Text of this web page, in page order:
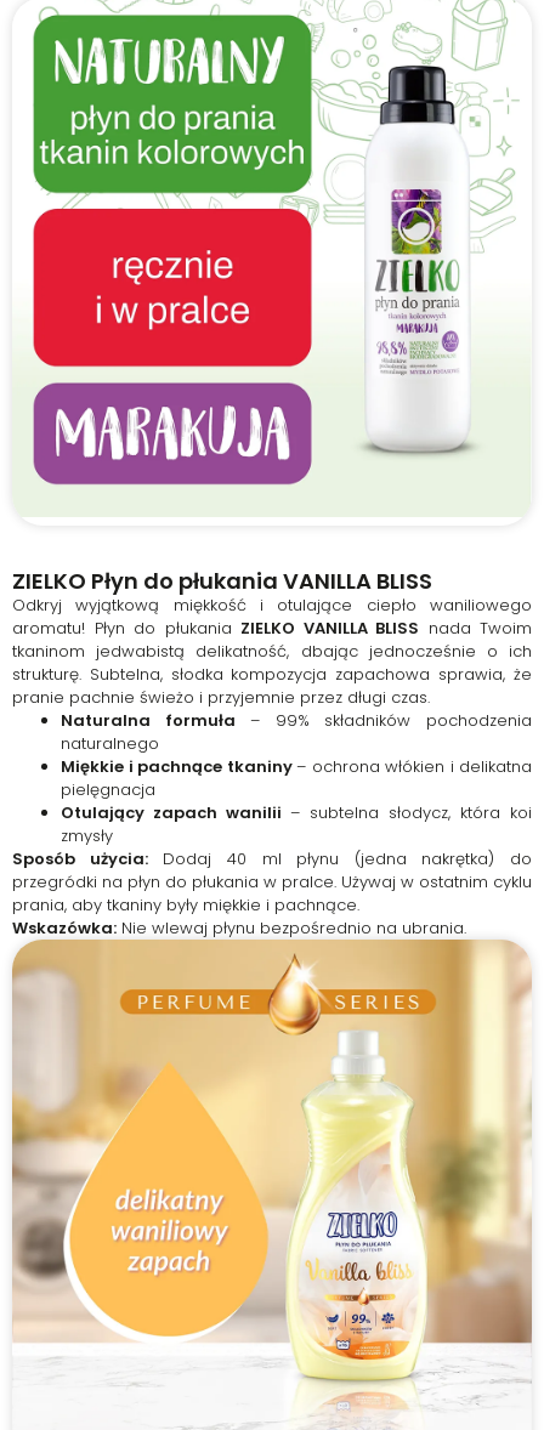
ZIELKO Płyn do płukania VANILLA BLISS
Odkryj wyjątkową miękkość i otulające ciepło waniliowego
aromatu! Płyn do płukania ZIELKO VANILLA BLISS nada Twoim
tkaninom jedwabistą delikatność, dbając jednocześnie o ich
strukturę. Subtelna, słodka kompozycja zapachowa sprawia, że
pranie pachnie świeżo i przyjemnie przez długi czas.
Naturalna formuła – 99% składników pochodzenia
naturalnego
Miękkie i pachnące tkaniny– ochrona włókien i delikatna
pielęgnacja
Otulający zapach wanilii – subtelna słodycz, która koi
zmysły
Sposób użycia:Dodaj 40 ml płynu (jedna nakrętka) do
przegródki na płyn do płukania w pralce. Używaj w ostatnim cyklu
prania, aby tkaniny były miękkie i pachnące.
Wskazówka: Nie wlewaj płynu bezpośrednio na ubrania.